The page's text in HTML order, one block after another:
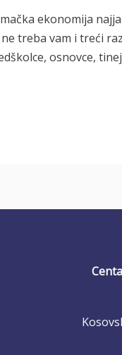
ekonomija
treba vam i treći
osnovce,